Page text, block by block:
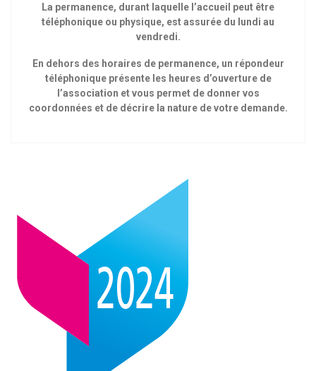
La permanence, durant laquelle l’accueil peut être
téléphonique ou physique, est assurée du lundi au
vendredi.
En dehors des horaires de permanence, un répondeur
téléphonique présente les heures d’ouverture de
l’association et vous permet de donner vos
coordonnées et de décrire la nature de votre demande.